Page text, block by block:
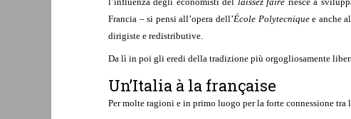
Francia – si pensi all’opera dell’École Polytecniquee anche
dirigiste e redistributive.
Da lì in poi gli eredi della tradizione più orgogliosamente
Un’Italia à la française
Per molte ragioni e in primo luogo per la forte connessione